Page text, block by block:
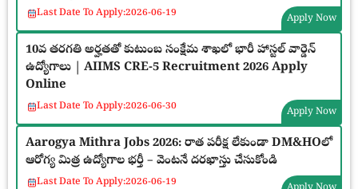
Last Date To Apply:2026-06-19 Apply Now
10వ తరగతి అర్హతతో కుటుంబ సంక్షేమ శాఖలో భారీ హాస్టల్ వార్డెన్
ఉద్యోగాలు | AIIMS CRE-5 Recruitment 2026 Apply
Online
Last Date To Apply:2026-06-30 Apply Now
Aarogya Mithra Jobs 2026: రాత పరీక్ష లేకుండా DM&HOలో
ఆరోగ్య మిత్ర ఉద్యోగాల భర్తీ – వెంటనే దరఖాస్తు చేసుకోండి
Last Date To Apply:2026-06-19